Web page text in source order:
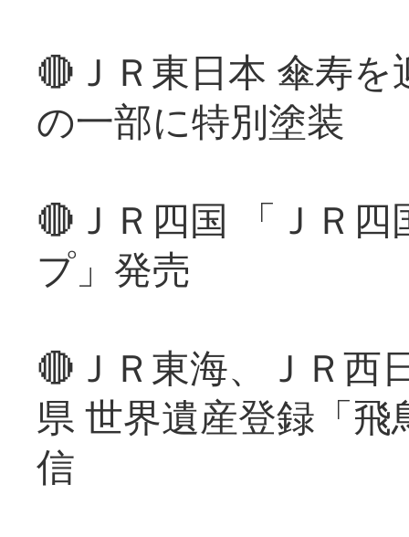
🔴ＪＲ東日本 傘寿
の一部に特別塗装
🔴ＪＲ四国 「ＪＲ
プ」発売
🔴ＪＲ東海、ＪＲ西
県 世界遺産登録「
信